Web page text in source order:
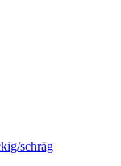
schräg